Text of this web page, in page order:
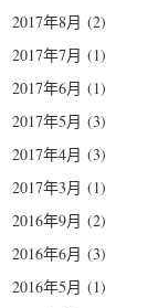
2017年8月 (2)
2017年7月 (1)
2017年6月 (1)
2017年5月 (3)
2017年4月 (3)
2017年3月 (1)
2016年9月 (2)
2016年6月 (3)
2016年5月 (1)